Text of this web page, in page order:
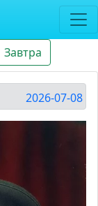
Завтра
2026-07-08